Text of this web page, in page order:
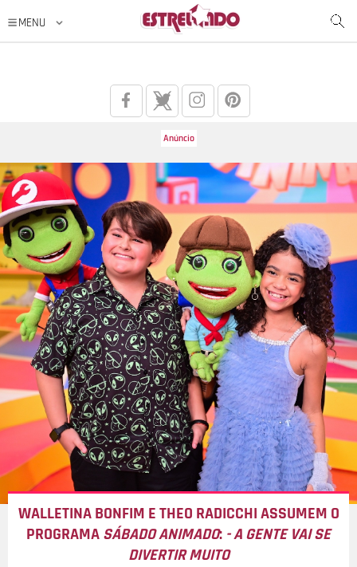
WALLETINA BONFIM E THEO RADICCHI ASSUMEM O
PROGRAMASÁBADO ANIMADO: - A GENTE VAI SE
DIVERTIR MUITO